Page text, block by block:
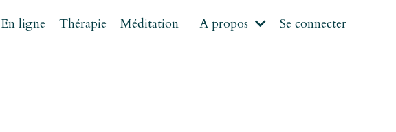
En ligne Thérapie Méditation A propos Se connecter